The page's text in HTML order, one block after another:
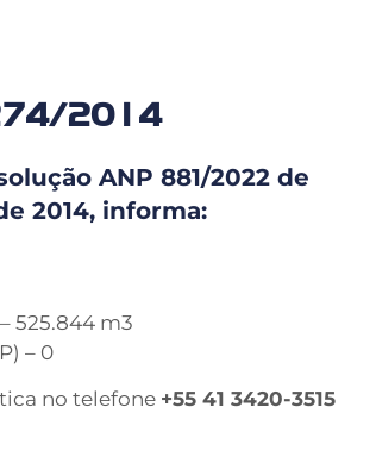
2014
ANP 881/2022 de
2014, informa:
525.844 m3
– 0
no telefone +55 41 3420-3515